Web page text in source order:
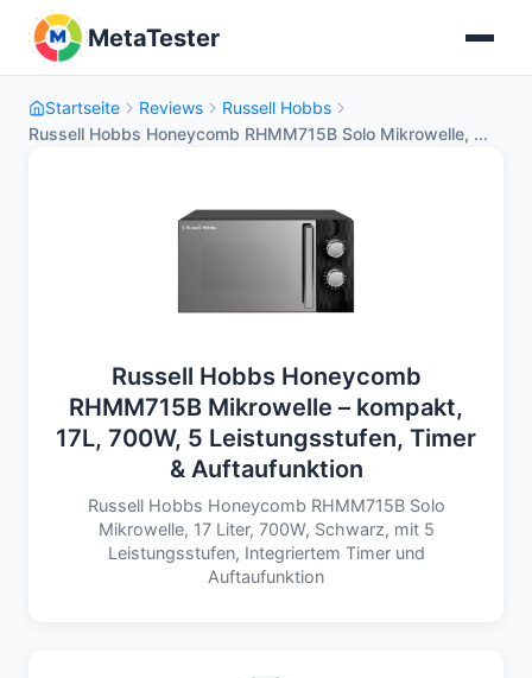
MetaTester
Startseite Reviews
Russell Hobbs
Russell Hobbs Honeycomb RHMM715B Solo Mikrowelle, ...
Russell Hobbs Honeycomb
RHMM715B Mikrowelle – kompakt,
17L, 700W, 5 Leistungsstufen, Timer
& Auftaufunktion
Russell Hobbs Honeycomb RHMM715B Solo
Mikrowelle, 17 Liter, 700W, Schwarz, mit 5
Leistungsstufen, Integriertem Timer und
Auftaufunktion